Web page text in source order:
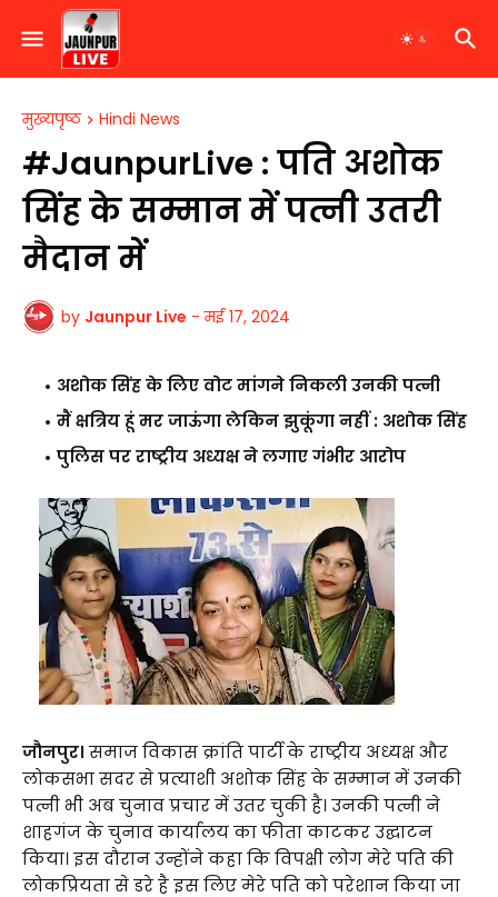
मुख्यपृष्ठ Hindi News
#JaunpurLive : पति अशोक
सिंह के सम्मान में पत्नी उतरी
मैदान में
by Jaunpur Live - मई 17, 2024
अशोक सिंह के लिए वोट मांगने निकली उनकी पत्नी
मैं क्षत्रिय हूं मर जाऊंगा लेकिन झुकूंगा नहीं : अशोक सिंह
पुलिस पर राष्ट्रीय अध्यक्ष ने लगाए गंभीर आरोप
जौनपुर। समाज विकास क्रांति पार्टी के राष्ट्रीय अध्यक्ष और
लोकसभा सदर से प्रत्याशी अशोक सिंह के सम्मान में उनकी
पत्नी भी अब चुनाव प्रचार में उतर चुकी है। उनकी पत्नी ने
शाहगंज के चुनाव कार्यालय का फीता काटकर उद्घाटन
किया। इस दौरान उन्होंने कहा कि विपक्षी लोग मेरे पति की
लोकप्रियता से डरे है इस लिए मेरे पति को परेशान किया जा